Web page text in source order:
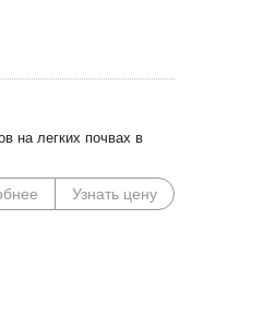
Погрузочное
на легких почвах в
Узнать цену